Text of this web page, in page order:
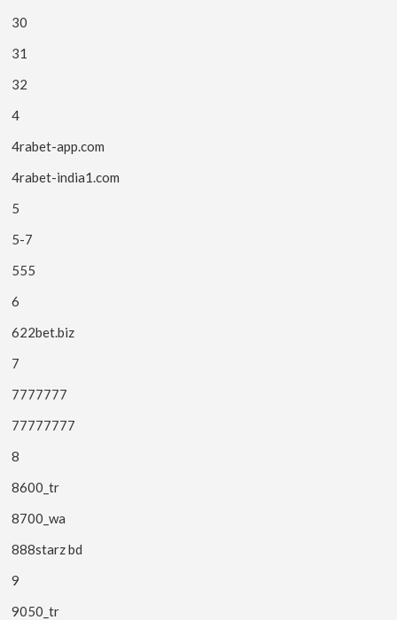
30
31
32
4
4rabet-app.com
4rabet-india1.com
5
5-7
555
6
622bet.biz
7
7777777
77777777
8
8600_tr
8700_wa
888starz bd
9
9050_tr